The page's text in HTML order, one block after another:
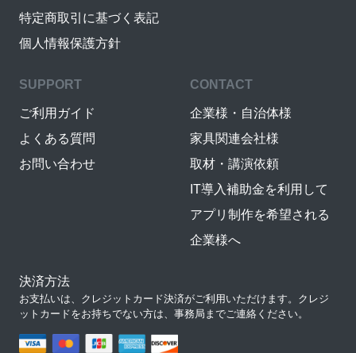
特定商取引に基づく表記
個人情報保護方針
SUPPORT
ご利用ガイド
よくある質問
お問い合わせ
CONTACT
企業様・自治体様
家具関連会社様
取材・講演依頼
IT導入補助金を利用して
アプリ制作を希望される
企業様へ
決済方法
お支払いは、クレジットカード決済がご利用いただけます。クレジ
ットカードをお持ちでない方は、事務局までご連絡ください。